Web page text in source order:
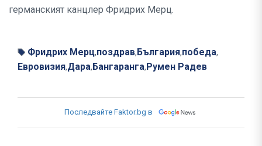
германският канцлер Фридрих Мерц.
Фридрих Мерц,поздрав, България,победа,
Евровизия,Дара, Бангаранга, Румен Радев
Последвайте Faktor.bg в